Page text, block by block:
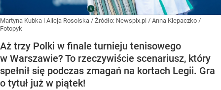
Martyna Kubka i Alicja Rosolska / Źródło: Newspix.pl / Anna Klepaczko /
Fotopyk
Aż trzy Polki w finale turnieju tenisowego
w Warszawie? To rzeczywiście scenariusz, który
spełnił się podczas zmagań na kortach Legii. Gra
o tytuł już w piątek!